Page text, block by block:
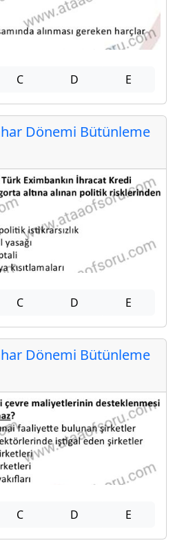
C D E
Dönemi Bütünleme
C D E
Dönemi Bütünleme
C D E